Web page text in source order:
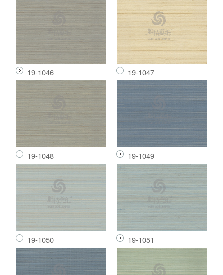
19-1046 19-1047
19-1048 19-1049
19-1050 19-1051